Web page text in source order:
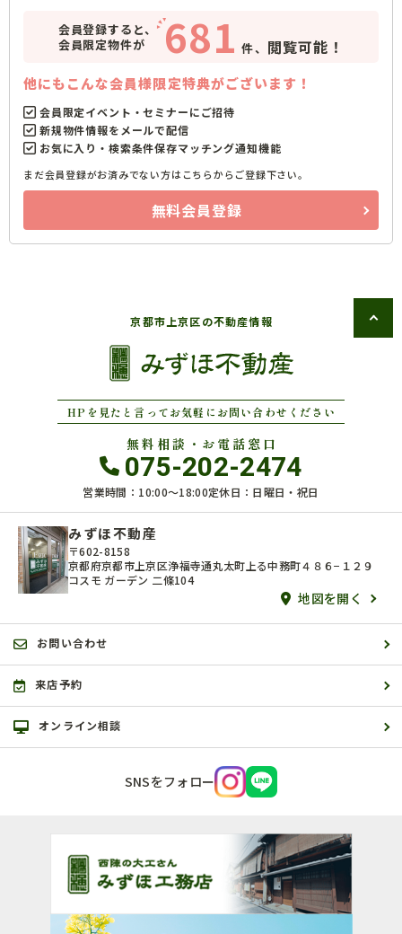
会員登録すると、
会員限定物件が
681 件、 閲覧可能！
他にもこんな会員様限定特典がございます！
会員限定イベント・セミナーにご招待
新規物件情報をメールで配信
お気に入り・検索条件保存マッチング通知機能
まだ会員登録がお済みでない方はこちらからご登録下さい。
無料会員登録
京都市上京区の不動産情報
HPを見たと言ってお気軽にお問い合わせください
無料相談・お電話窓口
075-202-2474
営業時間：10:00〜18:00定休日：日曜日・祝日
みずほ不動産
〒602-8158
京都府京都市上京区浄福寺通丸太町上る中務町４８６−１２９
コスモ ガーデン 二條104
地図を開く
お問い合わせ
来店予約
オンライン相談
SNSをフォロー